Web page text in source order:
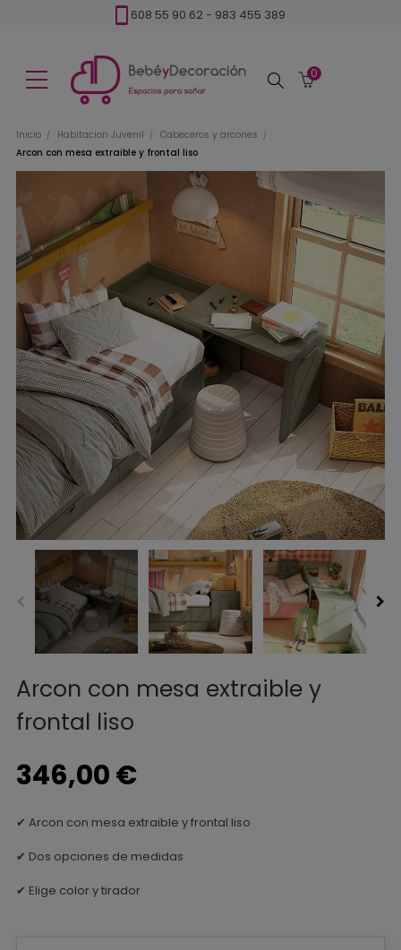
608 55 90 62 - 983 455 389
Buscar
0
Inicio Habitacion Juvenil
Cabeceros y arcones
Arcon con mesa extraible y frontal liso
Arcon con mesa extraible y
frontal liso
346,00 €
✔ Arcon con mesa extraible y frontal liso
✔ Dos opciones de medidas
✔ Elige color y tirador